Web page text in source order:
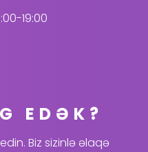
19:00
EDƏK?
Biz sizinlə əlaqə